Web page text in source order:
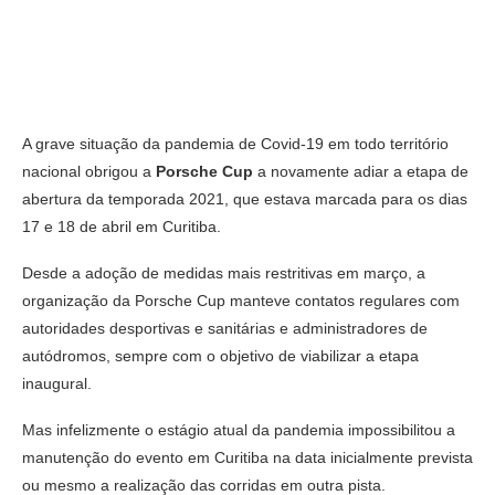
A grave situação da pandemia de Covid-19 em todo território
nacional obrigou a Porsche Cup a novamente adiar a etapa de
abertura da temporada 2021, que estava marcada para os dias
17 e 18 de abril em Curitiba.
Desde a adoção de medidas mais restritivas em março, a
organização da Porsche Cup manteve contatos regulares com
autoridades desportivas e sanitárias e administradores de
autódromos, sempre com o objetivo de viabilizar a etapa
inaugural.
Mas infelizmente o estágio atual da pandemia impossibilitou a
manutenção do evento em Curitiba na data inicialmente prevista
ou mesmo a realização das corridas em outra pista.